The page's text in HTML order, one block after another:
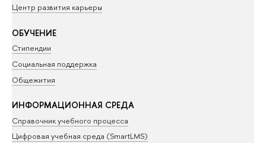
Центр развития карьеры
ОБУЧЕНИЕ
Стипендии
Социальная поддержка
Общежития
ИНФОРМАЦИОННАЯ СРЕДА
Справочник учебного процесса
Цифровая учебная среда (SmartLMS)